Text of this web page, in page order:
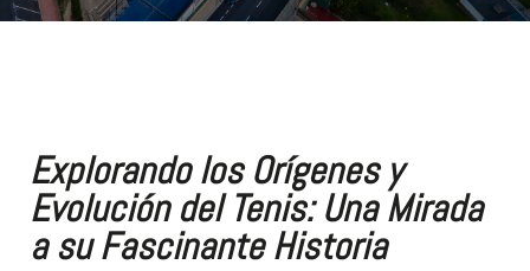
Explorando los Orígenes y
Evolución del Tenis: Una Mirada
a su Fascinante Historia